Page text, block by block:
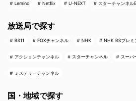
Lemino Netflix U-NEXT スターチャンネル
放送局で探す
BS11 FOXチャンネル NHK NHK BSプレミ
アクションチャンネル スターチャンネル スーパ
ミステリーチャンネル
国・地域で探す